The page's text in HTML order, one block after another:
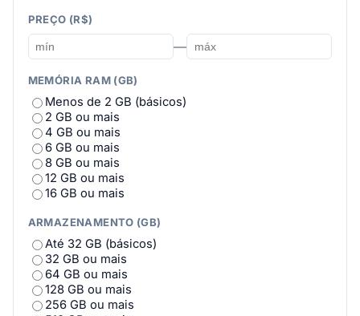
itel(4)
Jolla(1)
JOVI
LG(14)
MEIZU (2)
Motorola(127)
Multi (3)
Nokia(15)
NOTHING(11)
nubia (1)
OPPO (23)
Philco(4)
POCO
Positivo(4)
PRITOM(12)
realme(76)
REDMAGIC(11)
REDMI(80)
PREÇO (R$)
—
MEMÓRIA RAM (GB)
Menos de 2 GB (básicos)
2 GB ou mais
4 GB ou mais
6 GB ou mais
8 GB ou mais
12 GB ou mais
16 GB ou mais
ARMAZENAMENTO (GB)
Até 32 GB (básicos)
32 GB ou mais
64 GB ou mais
128 GB ou mais
256 GB ou mais